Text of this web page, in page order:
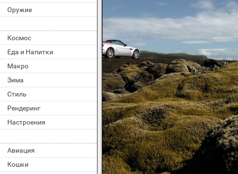
Оружие
Космос
Еда и Напитки
Макро
Зима
Стиль
Рендеринг
Настроения
Авиация
Кошки